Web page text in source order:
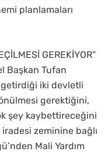
planlamaları
GEREKİYOR”
Başkan Tufan
getirdiği iki devletli
gerektiğini,
şey kaybettireceğini
iradesi zeminine bağlı
Mali Yardım